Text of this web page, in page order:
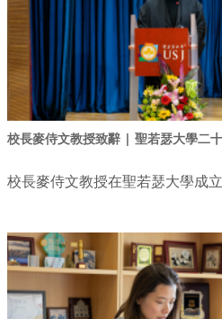
校長麥侍文教授致辭 | 聖若瑟大學二
校長麥侍文教授在聖若瑟大學成